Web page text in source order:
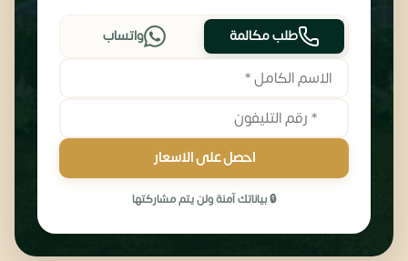
طلب مكالمة واتساب
احصل على الاسعار
🔒 بياناتك آمنة ولن يتم مشاركتها